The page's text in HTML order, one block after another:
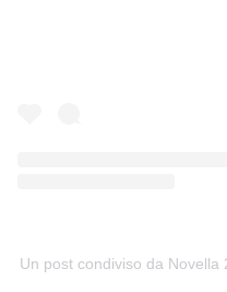
Un post condiviso da